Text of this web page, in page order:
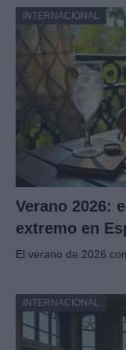
INTERNACIONAL
Verano 2026:
extremo en
El verano de 2026
INTERNACIONAL